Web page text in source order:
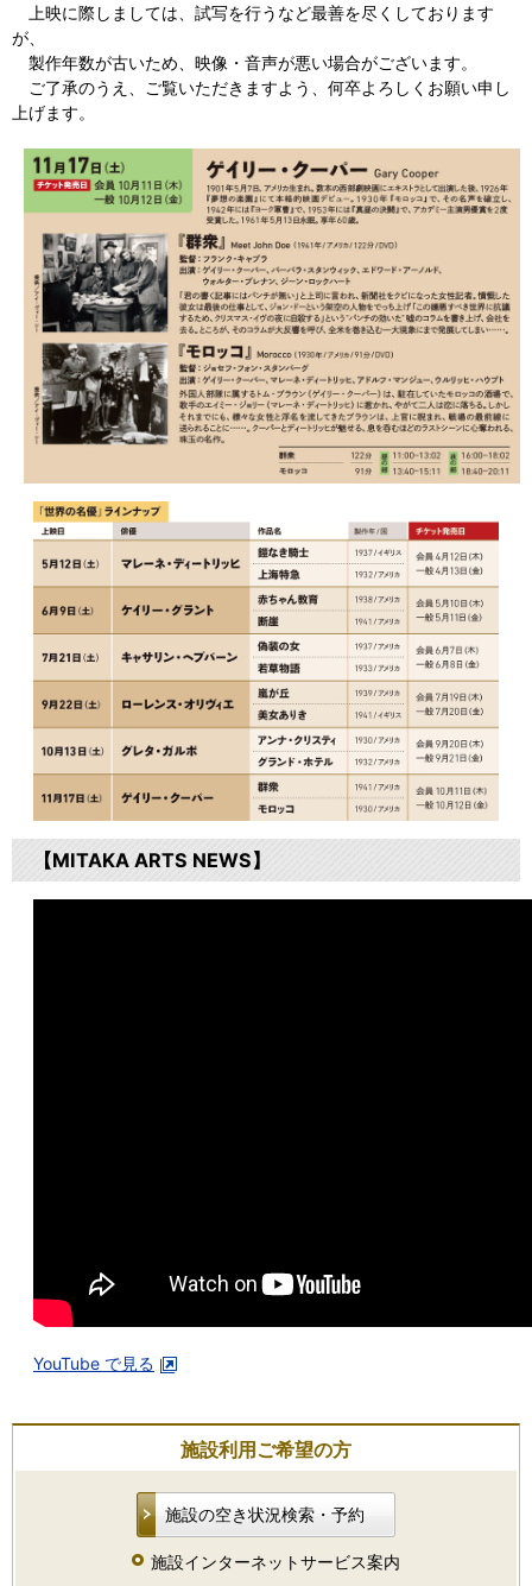
上映に際しましては、試写を行うなど最善を尽くしております
が、
製作年数が古いため、映像・音声が悪い場合がございます。
ご了承のうえ、ご覧いただきますよう、何卒よろしくお願い申し
上げます。
【MITAKA ARTS NEWS】
YouTube で見る
施設利用ご希望の方
施設の空き状況検索・予約
施設インターネットサービス案内